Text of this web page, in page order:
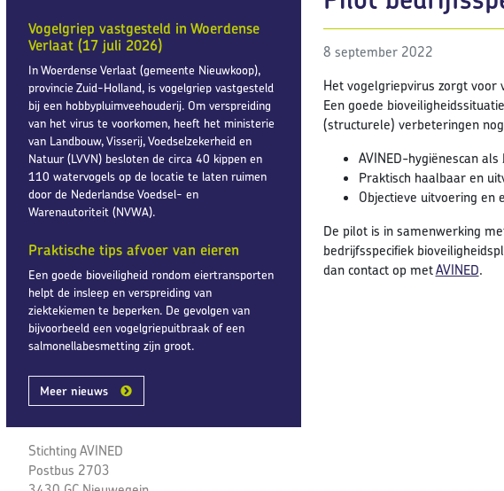
Vogelgriep vastgesteld in Woerdense
Verlaat (17 juli 2026)
In Woerdense Verlaat (gemeente Nieuwkoop),
provincie Zuid-Holland, is vogelgriep vastgesteld
bij een hobbypluimveehouderij. Om verspreiding
van het virus te voorkomen, heeft het ministerie
van Landbouw, Visserij, Voedselzekerheid en
Natuur (LVVN) besloten de circa 40 kippen en
110 watervogels op de locatie te laten ruimen
door de Nederlandse Voedsel- en
Warenautoriteit (NVWA).
Praktische tips afvoer van eieren
Een goede bioveiligheid rondom eiertransporten
helpt de insleep en verspreiding van
ziektekiemen te beperken. De gevolgen van
bijvoorbeeld een vogelgriepuitbraak of een
salmonellabesmetting zijn groot.
Meer nieuws
Stichting AVINED
Postbus 2703
8 september 2022
Het vogelgriepvirus zorgt voor
Een goede
(structurele) verbeteringen
AVINED-hygiënescan als
Praktisch haalbaar en
Objectieve uitvoering en
De pilot is in samenwerking
bedrijfsspecifiek
dan contact op metAVINED.